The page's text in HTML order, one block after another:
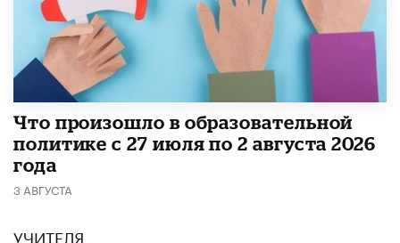
​Что произошло в образовательной
политике с 27 июля по 2 августа 2026
года
3 АВГУСТА
УЧИТЕЛЯ